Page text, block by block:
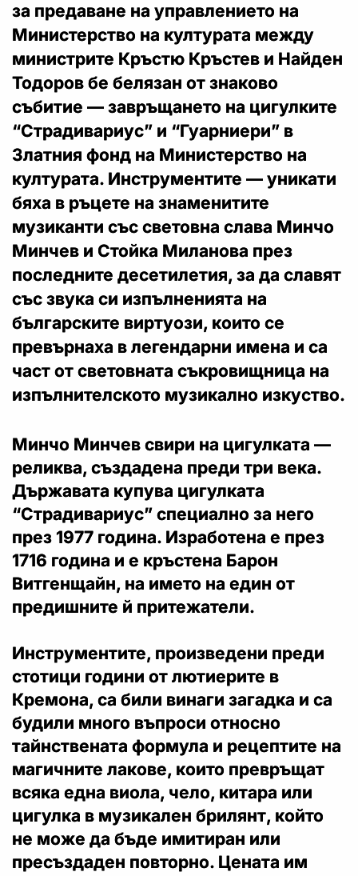
за предаване на управлението на
Министерство на културата между
министрите Кръстю Кръстев и Найден
Тодоров бе белязан от знаково
събитие — завръщането на цигулките
“Страдивариус” и “Гуарниери” в
Златния фонд на Министерство на
културата. Инструментите — уникати
бяха в ръцете на знаменитите
музиканти със световна слава Минчо
Минчев и Стойка Миланова през
последните десетилетия, за да славят
със звука си изпълненията на
българските виртуози, които се
превърнаха в легендарни имена и са
част от световната съкровищница на
изпълнителското музикално изкуство.
Минчо Минчев свири на цигулката —
реликва, създадена преди три века.
Държавата купува цигулката
“Страдивариус” специално за него
през 1977 година. Изработена е през
1716 година и е кръстена Барон
Витгенщайн, на името на един от
предишните й притежатели.
Инструментите, произведени преди
стотици години от лютиерите в
Кремона, са били винаги загадка и са
будили много въпроси относно
тайнствената формула и рецептите на
магичните лакове, които превръщат
всяка една виола, чело, китара или
цигулка в музикален брилянт, който
не може да бъде имитиран или
пресъздаден повторно. Цената им